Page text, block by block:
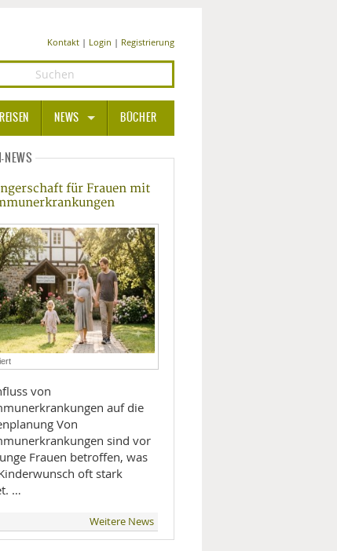
Kontakt| Login | Registrierung
NEWS
MEDIZIN UND PHARMA
ERNÄHRUNG
BEAUTY UND PFLEGE
SPORT UND FITNESS
WELLNESS UND REISEN
LIFESTYLE
MOBILITÄT
BÜCHER
NEWS
für Frauen mit
von
auf die
Von
sind vor
Frauen betroffen, was
oft stark
…
Weitere News